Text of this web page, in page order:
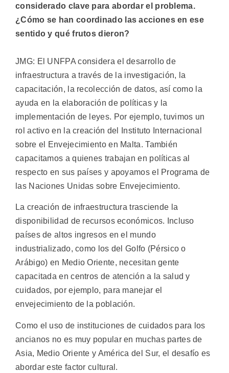
considerado clave para abordar el problema.
¿Cómo se han coordinado las acciones en ese
sentido y qué frutos dieron?
JMG: El UNFPA considera el desarrollo de
infraestructura a través de la investigación, la
capacitación, la recolección de datos, así como la
ayuda en la elaboración de políticas y la
implementación de leyes. Por ejemplo, tuvimos un
rol activo en la creación del Instituto Internacional
sobre el Envejecimiento en Malta. También
capacitamos a quienes trabajan en políticas al
respecto en sus países y apoyamos el Programa de
las Naciones Unidas sobre Envejecimiento.
La creación de infraestructura trasciende la
disponibilidad de recursos económicos. Incluso
países de altos ingresos en el mundo
industrializado, como los del Golfo (Pérsico o
Arábigo) en Medio Oriente, necesitan gente
capacitada en centros de atención a la salud y
cuidados, por ejemplo, para manejar el
envejecimiento de la población.
Como el uso de instituciones de cuidados para los
ancianos no es muy popular en muchas partes de
Asia, Medio Oriente y América del Sur, el desafío es
abordar este factor cultural.